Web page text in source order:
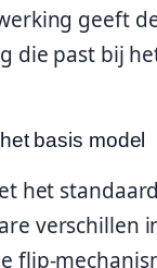
geeft
die past bij
basis model
het
verschillen
flip-